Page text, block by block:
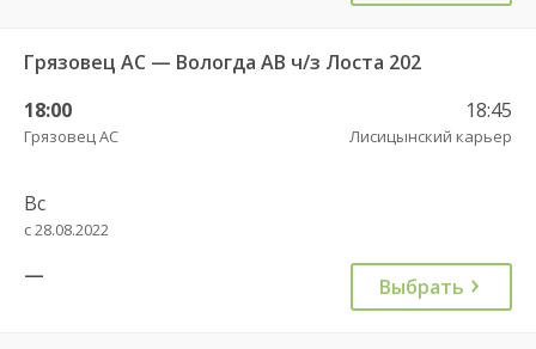
Грязовец АС — Вологда АВ ч/з Лоста 202
18:00
Грязовец АС
18:45
Лисицынский карьер
Вс
с 28.08.2022
— Выбрать